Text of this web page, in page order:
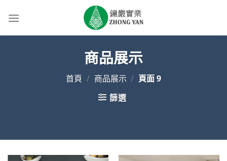
商品展示
首頁 / 商品展示 / 頁面 9
篩選